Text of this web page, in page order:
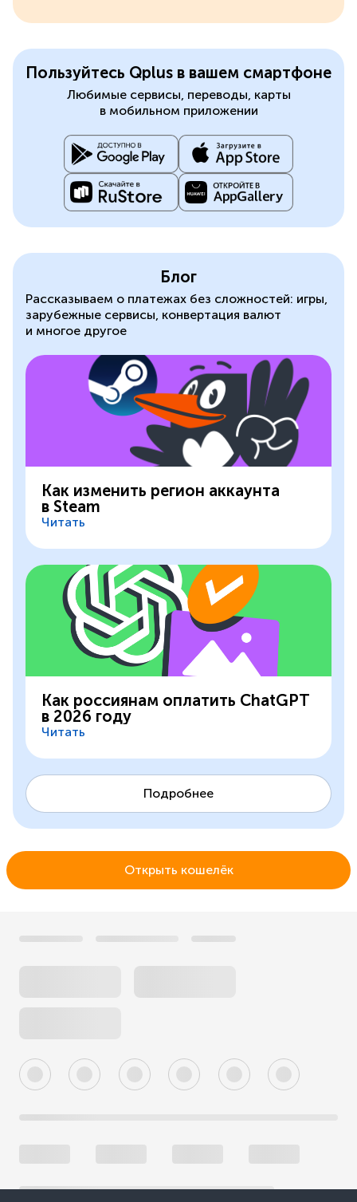
Пользуйтесь Qplus в вашем смартфоне
Любимые сервисы, переводы, карты
в мобильном приложении
Блог
Рассказываем о платежах без сложностей: игры,
зарубежные сервисы, конвертация валют
и многое другое
Как изменить регион аккаунта
в Steam
Читать
Как россиянам оплатить ChatGPT
в 2026 году
Читать
Подробнее
Открыть кошелёк